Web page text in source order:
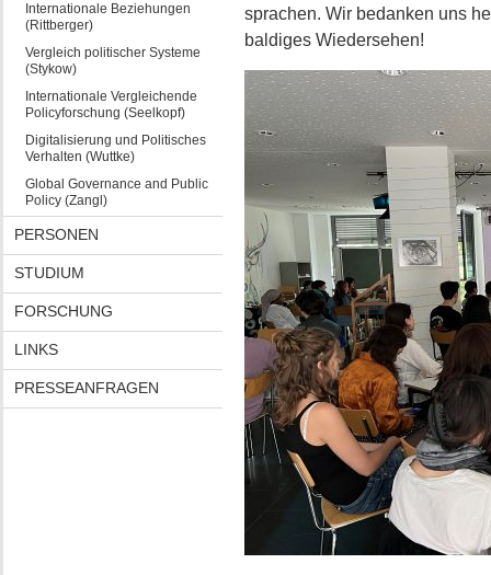
Internationale Beziehungen
(Rittberger)
Vergleich politischer Systeme
(Stykow)
Internationale Vergleichende
Policyforschung (Seelkopf)
Digitalisierung und Politisches
Verhalten (Wuttke)
Global Governance and Public
Policy (Zangl)
PERSONEN
STUDIUM
FORSCHUNG
LINKS
PRESSEANFRAGEN
sprachen. Wir bedanken uns
baldiges Wiedersehen!